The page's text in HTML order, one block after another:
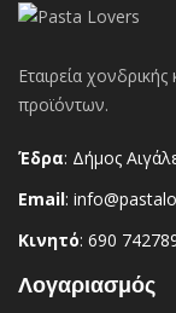
Εταιρεία
προϊόντων.
Έδρα: Δήμος
Email:
Κινητό: 690
Λογαριασμός